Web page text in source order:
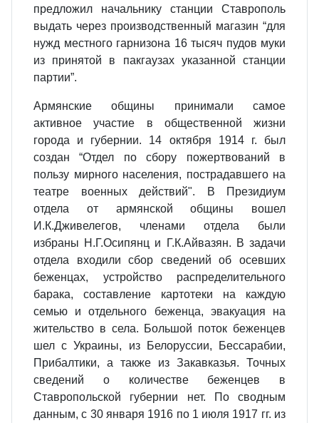
предложил начальнику станции Ставрополь
выдать через производственный магазин “для
нужд местного гарнизона 16 тысяч пудов муки
из принятой в пакгаузах указанной станции
партии”.
Армянские общины принимали самое
активное участие в общественной жизни
города и губернии. 14 октября 1914 г. был
создан “Отдел по сбору пожертвований в
пользу мирного насе­ления, пострадавшего на
театре военных действий". В Президиум
отдела от армянской общины вошел
И.К.Дживелегов, членами отдела были
избраны Н.Г.Осипянц и Г.К.Айвазян. В задачи
отдела входили сбор сведений об осевших
беженцах, устройство распределительного
барака, составление картотеки на каждую
семью и отдельного беженца, эвакуация на
жительство в села. Большой поток беженцев
шел с Украины, из Белоруссии, Бессарабии,
Прибалтики, а также из Закавказья. Точных
сведений о количестве беженцев в
Ставропольской губернии нет. По сводным
данным, с 30 января 1916 по 1 июля 1917 гг. из